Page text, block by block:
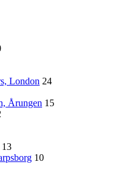
London 24
Årungen 15
13
10